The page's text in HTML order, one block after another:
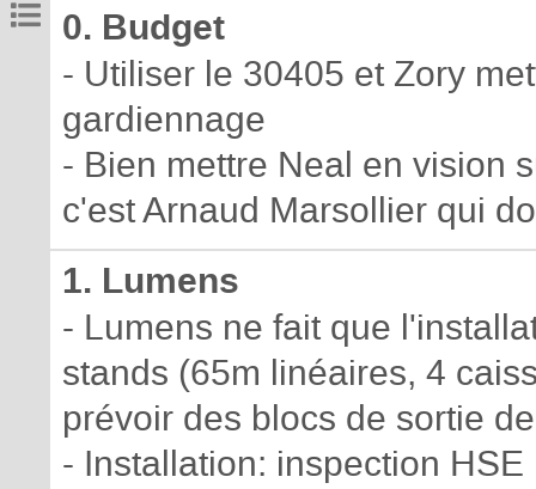
0. Budget
- Utiliser le 30405 et Zory
gardiennage
- Bien mettre Neal en vision
c'est Arnaud Marsollier qui
1. Lumens
- Lumens ne fait que
stands (65m linéaires, 4
prévoir des blocs de sortie
- Installation: inspection